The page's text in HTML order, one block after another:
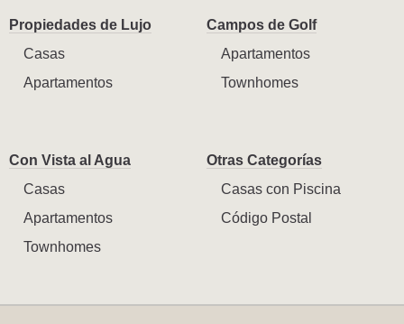
Propiedades de Lujo
Casas
Apartamentos
Campos de Golf
Apartamentos
Townhomes
Con Vista al Agua
Casas
Apartamentos
Townhomes
Otras Categorías
Casas con Piscina
Código Postal